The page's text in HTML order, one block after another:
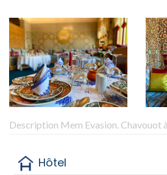
Description Mem Evasion. Chavouot
Hôtel